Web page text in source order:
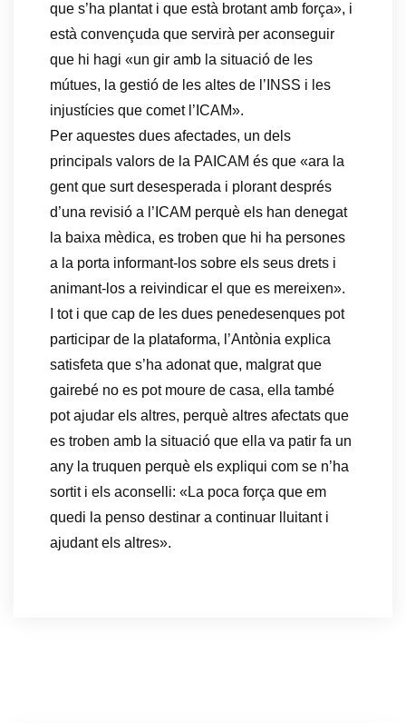
que s’ha plantat i que està brotant amb força», i
està convençuda que servirà per aconseguir
que hi hagi «un gir amb la situació de les
mútues, la gestió de les altes de l’INSS i les
injustícies que comet l’ICAM».
Per aquestes dues afectades, un dels
principals valors de la PAICAM és que «ara la
gent que surt desesperada i plorant després
d’una revisió a l’ICAM perquè els han denegat
la baixa mèdica, es troben que hi ha persones
a la porta informant-los sobre els seus drets i
animant-los a reivindicar el que es mereixen».
I tot i que cap de les dues penedesenques pot
participar de la plataforma, l’Antònia explica
satisfeta que s’ha adonat que, malgrat que
gairebé no es pot moure de casa, ella també
pot ajudar els altres, perquè altres afectats que
es troben amb la situació que ella va patir fa un
any la truquen perquè els expliqui com se n’ha
sortit i els aconselli: «La poca força que em
quedi la penso destinar a continuar lluitant i
ajudant els altres».